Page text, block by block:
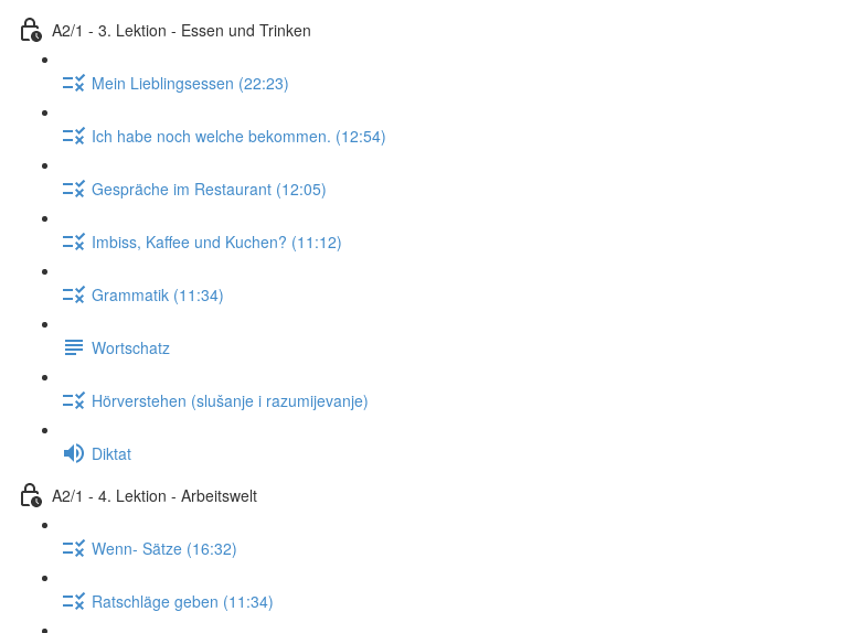
A2/1 - 3. Lektion - Essen und Trinken
Mein Lieblingsessen (22:23)
Ich habe noch welche bekommen. (12:54)
Gespräche im Restaurant (12:05)
Imbiss, Kaffee und Kuchen? (11:12)
Grammatik (11:34)
Wortschatz
Hörverstehen (slušanje i razumijevanje)
Diktat
A2/1 - 4. Lektion - Arbeitswelt
Wenn- Sätze (16:32)
Ratschläge geben (11:34)